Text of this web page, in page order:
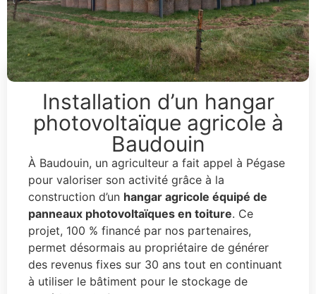
Installation d’un hangar
photovoltaïque agricole à
Baudouin
À Baudouin, un agriculteur a fait appel à Pégase
pour valoriser son activité grâce à la
construction d’un hangar agricole équipé de
panneaux photovoltaïques en toiture. Ce
projet, 100 % financé par nos partenaires,
permet désormais au propriétaire de générer
des revenus fixes sur 30 ans tout en continuant
à utiliser le bâtiment pour le stockage de